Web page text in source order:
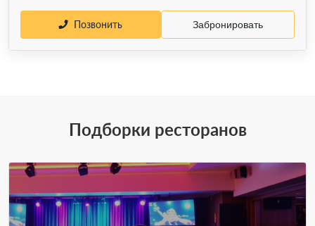
Позвонить Забронировать
Подборки ресторанов